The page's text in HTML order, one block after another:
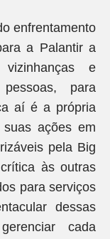
enfrentamento
a Palantir a
vizinhanças e
para
aí é a própria
ações em
pela Big
às outras
para serviços
dessas
cada